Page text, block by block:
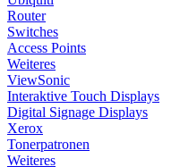
Router
Switches
Access Points
Weiteres
ViewSonic
Interaktive Touch Displays
Digital Signage Displays
Xerox
Tonerpatronen
Weiteres